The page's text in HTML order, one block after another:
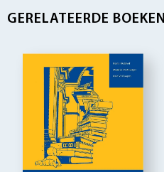
GERELATEERDE BOEKEN